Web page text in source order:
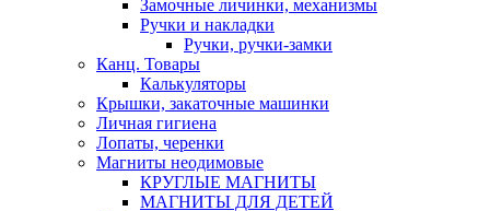
Замочные личинки, механизмы
Ручки и накладки
Ручки, ручки-замки
Канц. Товары
Калькуляторы
Крышки, закаточные машинки
Личная гигиена
Лопаты, черенки
Магниты неодимовые
КРУГЛЫЕ МАГНИТЫ
МАГНИТЫ ДЛЯ ДЕТЕЙ